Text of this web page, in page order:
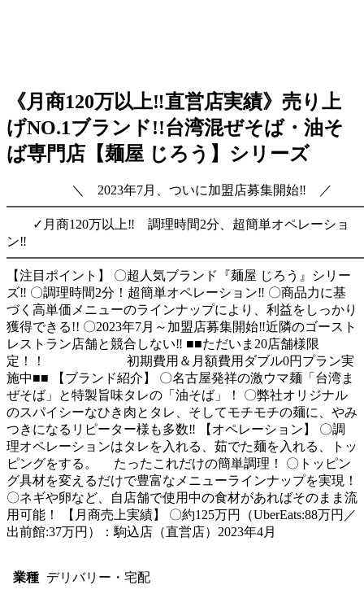
《月商120万以上‼直営店実績》売り上
げNO.1ブランド!!台湾混ぜそば・油そ
ば専門店【麺屋 じろう】シリーズ
＼ 2023年7月、ついに加盟店募集開始‼ ／
✓月商120万以上‼ 調理時間2分、超簡単オペレーショ
ン‼
【注目ポイント】 〇超人気ブランド『麺屋 じろう』シリー
ズ‼ 〇調理時間2分！超簡単オペレーション‼ 〇商品力に基
づく高単価メニューのラインナップにより、利益をしっかり
獲得できる!! 〇2023年7月～加盟店募集開始‼近隣のゴースト
レストラン店舗と競合しない‼ ■■ただいま20店舗様限
定！！ 初期費用＆月額費用ダブル0円プラン実
施中■■ 【ブランド紹介】 〇名古屋発祥の激ウマ麺「台湾ま
ぜそば」と特製旨味タレの「油そば」！ 〇弊社オリジナル
のスパイシーなひき肉とタレ、そしてモチモチの麺に、やみ
つきになるリピーター様も多数‼ 【オペレーション】 〇調
理オペレーションはタレを入れる、茹でた麺を入れる、トッ
ピングをする。 たったこれだけの簡単調理！ 〇トッピン
グ具材を変えるだけで豊富なメニューラインナップを実現！
〇ネギや卵など、自店舗で使用中の食材があればそのまま流
用可能！ 【月商売上実績】 〇約125万円（UberEats:88万円／
出前館:37万円）：駒込店（直営店）2023年4月
業種 デリバリー・宅配